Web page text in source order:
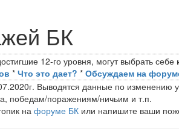
БК
12-го уровня, могут выбрать себе
* Что это дает? * Обсуждаем на
Выводятся данные по изменению
победам/поражениям/ничьим и т.п.
на форуме БК или напишите ваши